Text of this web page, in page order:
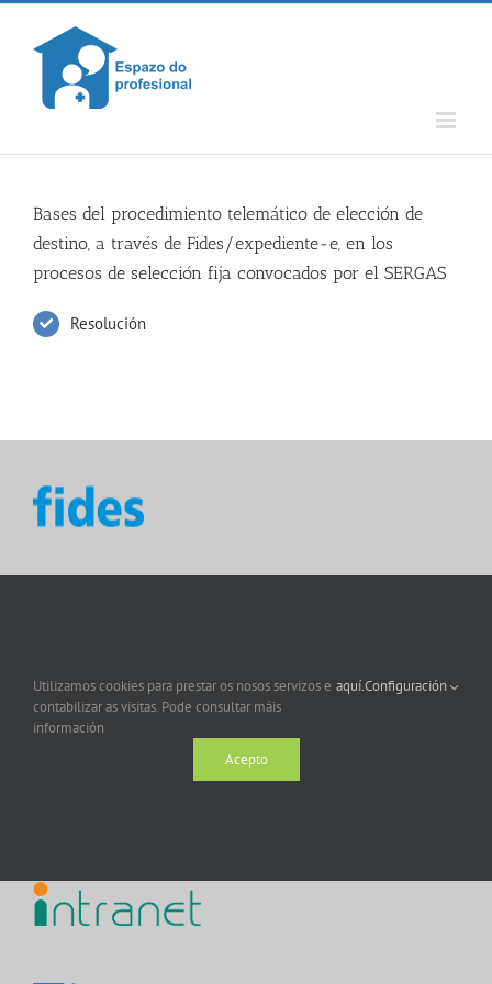
Skip
content
Bases del procedimiento telemático de elección de
destino, a través de Fides/expediente-e, en los
procesos de selección fija convocados por el SERGAS
Resolución
Utilizamos cookies para prestar os nosos servizos e
contabilizar as visitas. Pode consultar máis
información
aquí.Configuración
Acepto